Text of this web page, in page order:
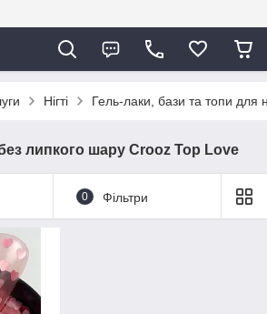
Нігті Гель-лаки, бази та топи для
липкого шару Crooz Top Love
0 Фільтри